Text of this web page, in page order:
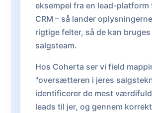
eksempel fra en lead-platform
CRM – så lander
rigtige felter, så de kan bruges
salgsteam.
Hos Coherta ser vi field
"oversætteren i jeres
identificerer de mest
leads til jer, og gennem korrekt